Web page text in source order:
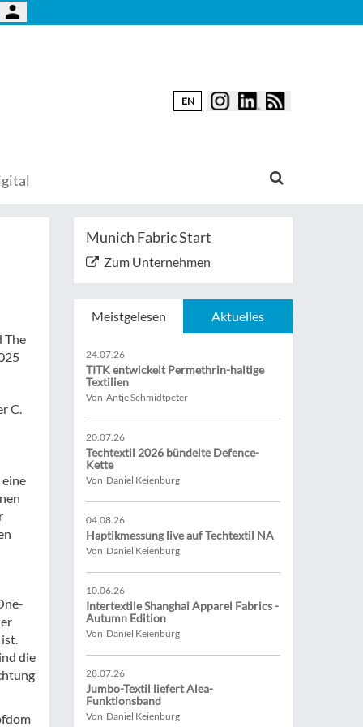
EN
The
C.
die
Munich Fabric Start
Zum Unternehmen
Meistgelesen Aktuelles
24.07.26
TITK entwickelt Permethrin-haltige
Textilien
Von Antje Schmidtpeter
20.07.26
Techtextil 2026 bündelte Defence-
Kette
Von Daniel Keienburg
04.08.26
Haptikmessung live auf Techtextil NA
Von Daniel Keienburg
10.06.26
Intertextile Shanghai Apparel Fabrics -
Autumn Edition
Von Daniel Keienburg
28.07.26
Jumbo-Textil liefert Alea-
Funktionsband
Von Daniel Keienburg